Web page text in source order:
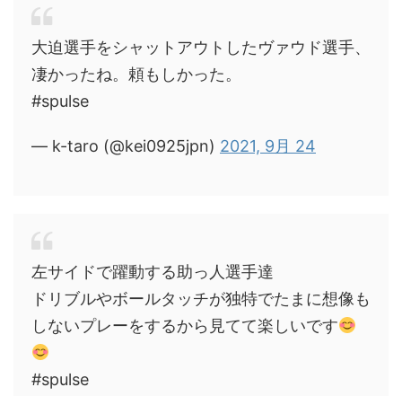
大迫選手をシャットアウトしたヴァウド選手、
凄かったね。頼もしかった。
#spulse
— k-taro (@kei0925jpn) 2021, 9月 24
左サイドで躍動する助っ人選手達
ドリブルやボールタッチが独特でたまに想像も
しないプレーをするから見てて楽しいです
#spulse